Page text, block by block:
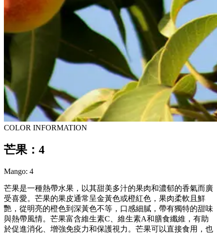
COLOR INFORMATION
芒果：4
Mango: 4
芒果是一種熱帶水果，以其甜美多汁的果肉和濃郁的香氣而廣
受喜愛。芒果的果皮通常呈金黃色或橙紅色，果肉柔軟且鮮
艷，從明亮的橙色到深黃色不等，口感細膩，帶有獨特的甜味
與熱帶風情。芒果富含維生素C、維生素A和膳食纖維，有助
於促進消化、增強免疫力和保護視力。芒果可以直接食用，也